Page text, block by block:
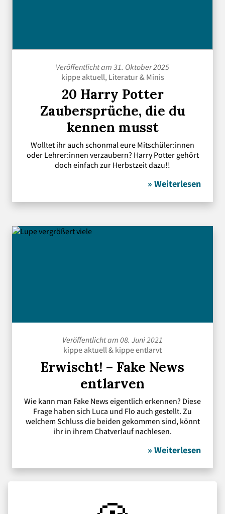
Veröffentlicht am 31. Oktober 2025
kippe aktuell, Literatur& Minis
20 Harry Potter
Zaubersprüche, die du
kennen musst
Wolltet ihr auch schonmal eure Mitschüler:innen
oder Lehrer:innen verzaubern? Harry Potter gehört
doch einfach zur Herbstzeit dazu!!
» Weiterlesen
Veröffentlicht am 08. Juni 2021
kippe aktuell& kippe entlarvt
Erwischt! – Fake News
entlarven
Wie kann man Fake News eigentlich erkennen? Diese
Frage haben sich Luca und Flo auch gestellt. Zu
welchem Schluss die beiden gekommen sind, könnt
ihr in ihrem Chatverlauf nachlesen.
» Weiterlesen